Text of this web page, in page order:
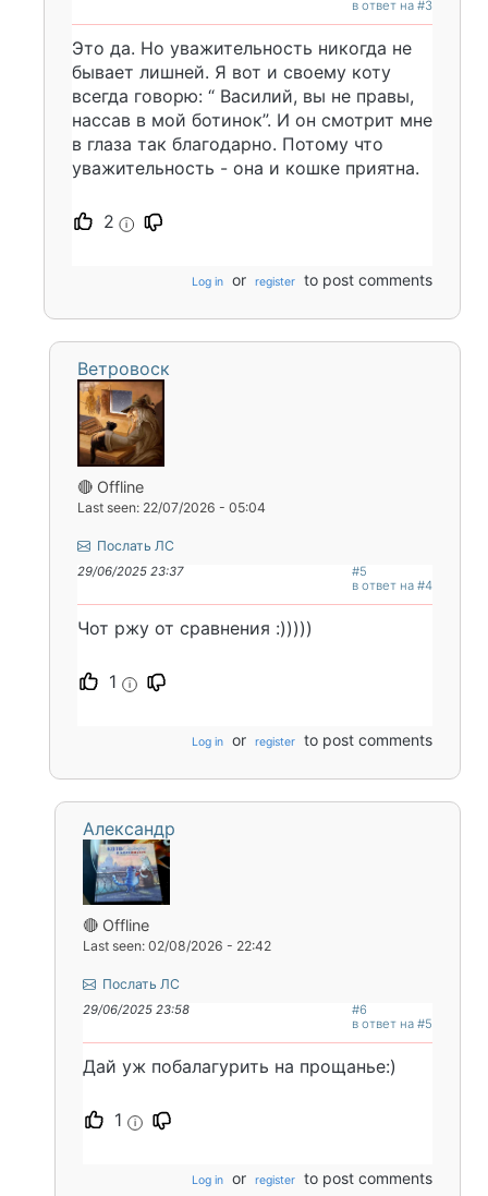
в ответ на #3
Это да. Но уважительность никогда не
бывает лишней. Я вот и своему коту
всегда говорю: “ Василий, вы не правы,
нассав в мой ботинок”. И он смотрит мне
в глаза так благодарно. Потому что
уважительность - она и кошке приятна.
2 i
Log in or register to post comments
Ветровоск
🔴 Offline
Last seen: 22/07/2026 - 05:04
Послать ЛС
29/06/2025 23:37
#5
в ответ на #4
Чот ржу от сравнения :)))))
1 i
Log in or register to post comments
Александр
🔴 Offline
Last seen: 02/08/2026 - 22:42
Послать ЛС
29/06/2025 23:58
#6
в ответ на #5
Дай уж побалагурить на прощанье:)
1 i
Log in or register to post comments